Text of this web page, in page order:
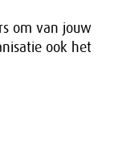
om van jouw
ook het